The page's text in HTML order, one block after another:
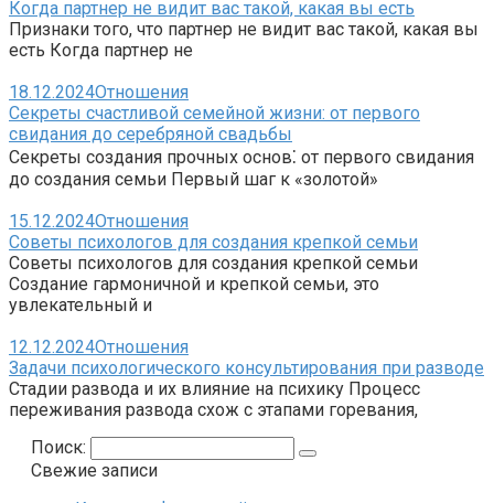
Когда партнер не видит вас такой, какая вы есть
Признаки того, что партнер не видит вас такой, какая вы
есть Когда партнер не
18.12.2024Отношения
Секреты счастливой семейной жизни: от первого
свидания до серебряной свадьбы
Секреты создания прочных основ⁚ от первого свидания
до создания семьи Первый шаг к «золотой»
15.12.2024Отношения
Советы психологов для создания крепкой семьи
Советы психологов для создания крепкой семьи
Создание гармоничной и крепкой семьи, это
увлекательный и
12.12.2024Отношения
Задачи психологического консультирования при разводе
Стадии развода и их влияние на психику Процесс
переживания развода схож с этапами горевания,
Поиск:
Свежие записи